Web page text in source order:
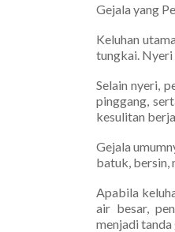
Gejala yang
Keluhan
tungkai. Nyeri
Selain nyeri,
pinggang,
kesulitan
Gejala
batuk, bersin,
Apabila
air besar,
menjadi tanda